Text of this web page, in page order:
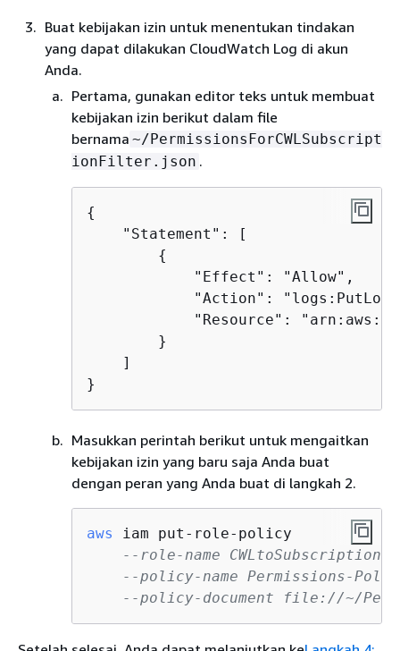
Buat kebijakan izin untuk menentukan tindakan
yang dapat dilakukan CloudWatch Log di akun
Anda.
Pertama, gunakan editor teks untuk membuat
kebijakan izin berikut dalam file
bernama ~/PermissionsForCWLSubscript
ionFilter.json .
{
    "Statement": [
{
            "Effect": "Allow",
"Action":
"Resource":
        }
    ]
}
Masukkan perintah berikut untuk mengaitkan
kebijakan izin yang baru saja Anda buat
dengan peran yang Anda buat di langkah 2.
aws
iam put-role-policy
--role-name
--policy-name Permissions-
--policy-document file://~/